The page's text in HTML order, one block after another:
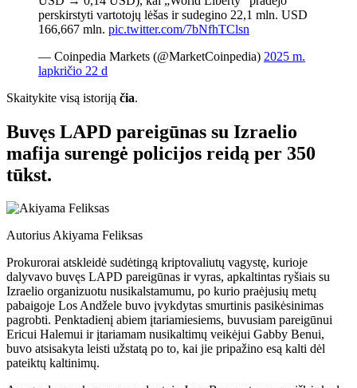
perskirstyti vartotojų lėšas ir sudegino 22,1 mln. USD
166,667 mln. pic.twitter.com/7bNfhTClsn
— Coinpedia Markets (@MarketCoinpedia) 2025 m.
lapkričio 22 d
Skaitykite visą istoriją čia.
Buvęs LAPD pareigūnas su Izraelio
mafija surengė policijos reidą per 350
tūkst.
AutoriusAkiyama Feliksas
Prokurorai atskleidė sudėtingą kriptovaliutų vagystę, kurioje
dalyvavo buvęs LAPD pareigūnas ir vyras, apkaltintas ryšiais su
Izraelio organizuotu nusikalstamumu, po kurio praėjusių metų
pabaigoje Los Andžele buvo įvykdytas smurtinis pasikėsinimas
pagrobti. Penktadienį abiem įtariamiesiems, buvusiam pareigūnui
Ericui Halemui ir įtariamam nusikaltimų veikėjui Gabby Benui,
buvo atsisakyta leisti užstatą po to, kai jie pripažino esą kalti dėl
pateiktų kaltinimų.